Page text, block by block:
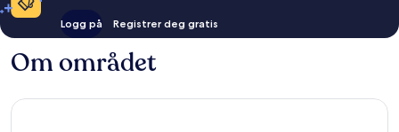
Logg på Registrer deg gratis
Om området